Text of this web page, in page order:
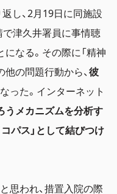
し、2月19日に同施設
で津久井署員に事情聴
なる。その際に「精神
の問題行動から、彼
った。インターネット
うメカニズムを分析す
パス」として結びつけ
思われ、措置入院の際